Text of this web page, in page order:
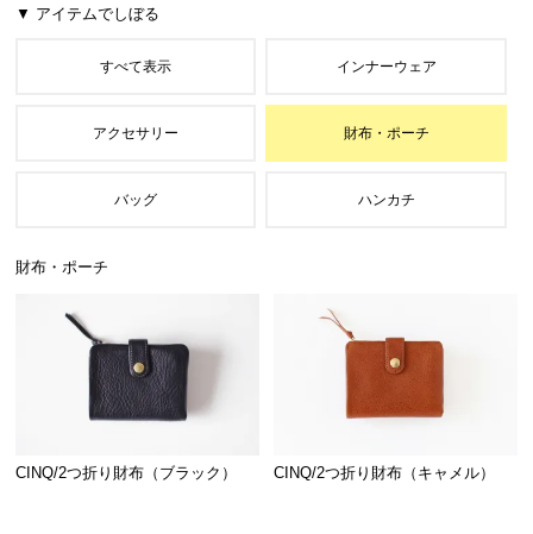
財布・ポーチ
CINQ/2つ折り財布（ブラック） CINQ/2つ折り財布（キャメル）